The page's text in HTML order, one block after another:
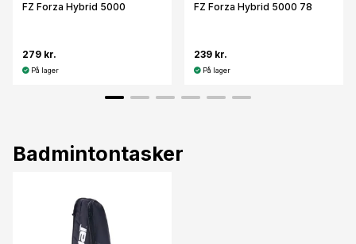
FZ Forza Hybrid 5000
279 kr.
På lager
FZ Forza Hybrid 5000 78
239 kr.
På lager
Badmintontasker